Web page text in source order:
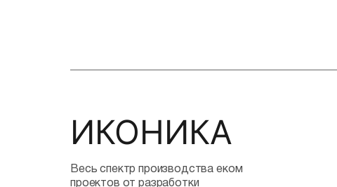
ИКОНИКА
Весь спектр производства еком
проектов от разработки